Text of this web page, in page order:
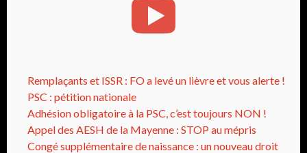
Remplaçants et ISSR : FO a levé un lièvre et vous alerte !
PSC : pétition nationale
Adhésion obligatoire à la PSC, c’est toujours NON !
Appel des AESH de la Mayenne : STOP au mépris
Congé supplémentaire de naissance : un nouveau droit